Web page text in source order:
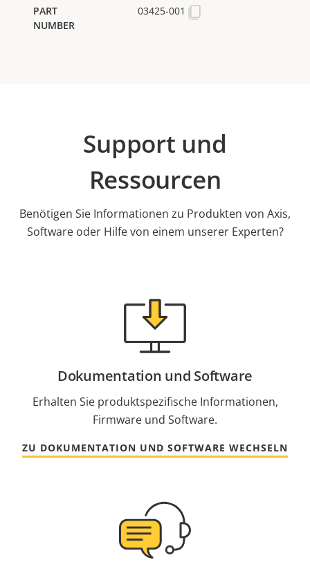
03425-001
Support und
Ressourcen
Benötigen Sie Informationen zu Produkten von Axis,
Software oder Hilfe von einem unserer Experten?
Dokumentation und Software
Erhalten Sie produktspezifische Informationen,
Firmware und Software.
ZU DOKUMENTATION UND SOFTWARE WECHSELN